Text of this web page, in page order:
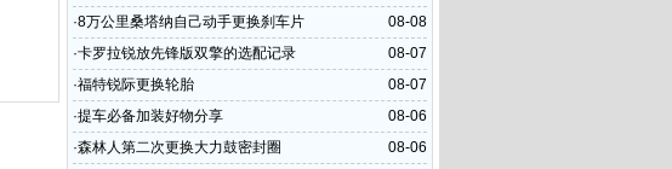
噪、低频共鸣
08-08
·8万公里桑塔纳自己动手更换刹车片
08-07
·卡罗拉锐放先锋版双擎的选配记录
08-07
·福特锐际更换轮胎
08-06
·提车必备加装好物分享
08-06
·森林人第二次更换大力鼓密封圈